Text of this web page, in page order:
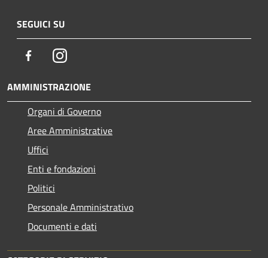
SEGUICI SU
FacebookInstagram
AMMINISTRAZIONE
Organi di Governo
Aree Amministrative
Uffici
Enti e fondazioni
Politici
Personale Amministrativo
Documenti e dati